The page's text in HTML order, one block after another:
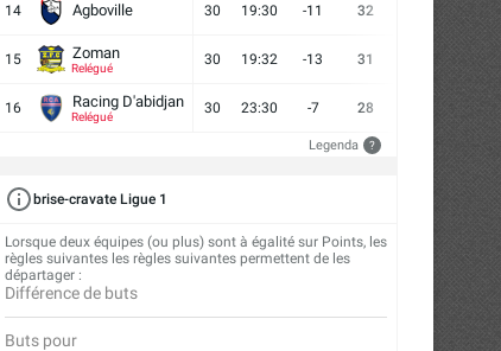
14 Agboville 30 19:30 -11 32
15 Zoman
Relégué
30 19:32 -13 31 13
16 Racing D'abidjan
Relégué
30 23:30 -7 28
Legenda ?
brise-cravate Ligue 1
Lorsque deux équipes (ou plus) sont à égalité sur Points, les
règles suivantes les règles suivantes permettent de les
départager :
Différence de buts
Buts pour